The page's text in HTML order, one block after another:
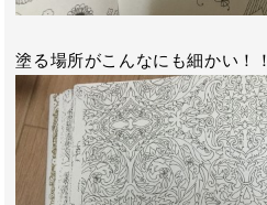
塗る場所がこんなにも細かい！！